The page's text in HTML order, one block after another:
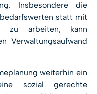
Insbesondere die
statt mit
zu arbeiten, kann
Verwaltungsaufwand
weiterhin ein
sozial gerechte